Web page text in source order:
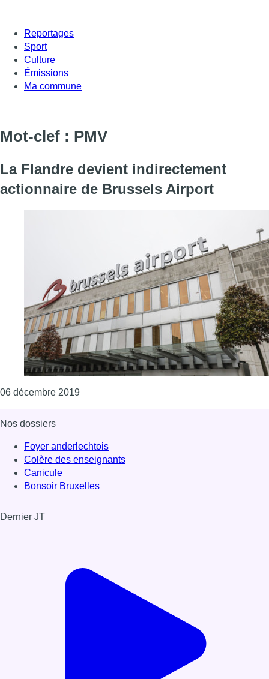
Reportages
Sport
Culture
Émissions
Ma commune
Mot-clef : PMV
La Flandre devient indirectement
actionnaire de Brussels Airport
06 décembre 2019Consulter l'article "La Flandre devient
Nos dossiers
Foyer anderlechtois
Colère des enseignants
Canicule
Bonsoir Bruxelles
Dernier JT